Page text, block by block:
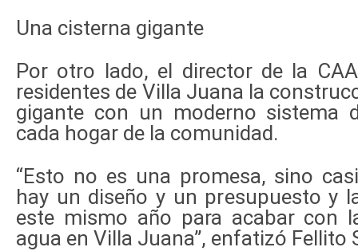
Una cisterna gigante
Por otro lado, el director de la
residentes de Villa Juana la
gigante con un moderno sistema
cada hogar de la comunidad.
“Esto no es una promesa, sino
hay un diseño y un presupuesto y
este mismo año para acabar con
agua en Villa Juana”, enfatizó Fellito